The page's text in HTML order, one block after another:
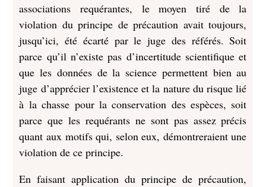
associations requérantes, le moyen tiré de la
violation du principe de précaution avait toujours,
jusqu’ici, été écarté par le juge des référés. Soit
parce qu’il n’existe pas d’incertitude scientifique et
que les données de la science permettent bien au
juge d’apprécier l’existence et la nature du risque lié
à la chasse pour la conservation des espèces, soit
parce que les requérants ne sont pas assez précis
quant aux motifs qui, selon eux, démontreraient une
violation de ce principe.
En faisant application du principe de précaution,